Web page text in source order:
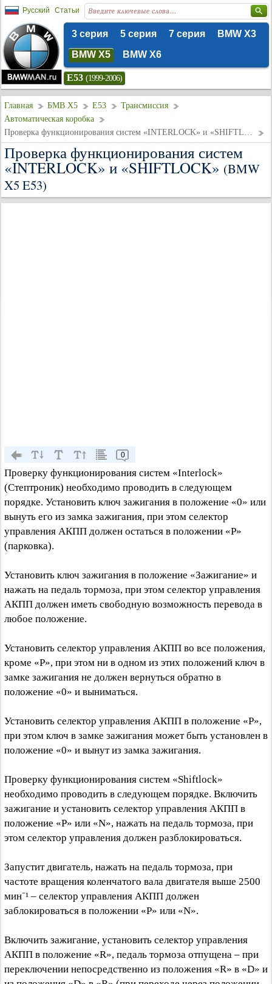
Русский Статьи
3 серия 5 серия 7 серия
BMW X3
BMW X5
BMW X6
E53 (1999-2006)
Главная БМВ Х5 E53
Трансмиссия
Автоматическая коробка
Проверка функционирования систем «INTERLOCK» и «SHIFTLOCK»
Проверка функционирования систем
«INTERLOCK» и «SHIFTLOCK» (BMW
X5 E53)
0
Проверку функционирования систем «Interlock»
(Стептроник) необходимо проводить в следующем
порядке. Установить ключ зажигания в положение «0» или
вынуть его из замка зажигания, при этом селектор
управления АКПП должен остаться в положении «Р»
(парковка).
Установить ключ зажигания в положение «Зажигание» и
нажать на педаль тормоза, при этом селектор управления
АКПП должен иметь свободную возможность перевода в
любое положение.
Установить селектор управления АКПП во все положения,
кроме «Р», при этом ни в одном из этих положений ключ в
замке зажигания не должен вернуться обратно в
положение «0» и выниматься.
Установить селектор управления АКПП в положение «Р»,
при этом ключ в замке зажигания может быть установлен в
положение «0» и вынут из замка зажигания.
Проверку функционирования систем «Shiftlock»
необходимо проводить в следующем порядке. Включить
зажигание и установить селектор управления АКПП в
положение «Р» или «N», нажать на педаль тормоза, при
этом селектор управления должен разблокироваться.
Запустит двигатель, нажать на педаль тормоза, при
частоте вращения коленчатого вала двигателя выше 2500
мин⁻¹ – селектор управления АКПП должен
заблокироваться в положении «Р» или «N».
Включить зажигание, установить селектор управления
АКПП в положение «R», педаль тормоза отпущена – при
переключении непосредственно из положения «R» в «D» и